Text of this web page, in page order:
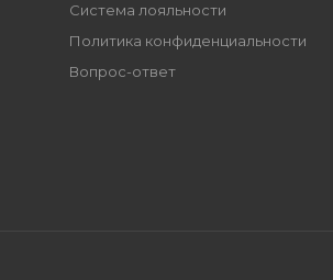
Система лояльности
Политика конфиденциальности
Вопрос-ответ